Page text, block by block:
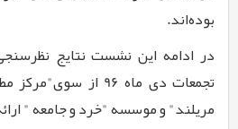
بوده‌اند.
در ادامه این نشست نتایج
تجمعات دی ماه 96 از سوی"مرکز
مریلند" و موسسه "خرد و جامعه "